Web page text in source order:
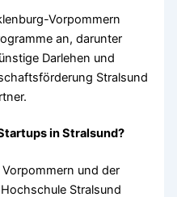
Vorpommern
an, darunter
Darlehen und
Stralsund
in Stralsund?
und der
Stralsund